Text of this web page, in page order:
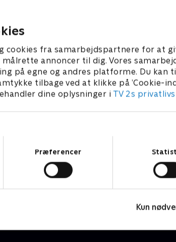
cookies fra samarbejdspartnere for at
annoncer til dig. Vores
på egne og andres platforme. Du kan
tilbage ved at klikke på ’Cookie-
dine oplysninger i TV 2s
Præferencer
Kun
118 min